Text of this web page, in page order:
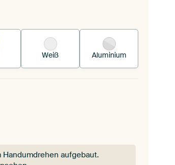
Textiltuch in deinen
Weiß Aluminium
Handumdrehen aufgebaut.